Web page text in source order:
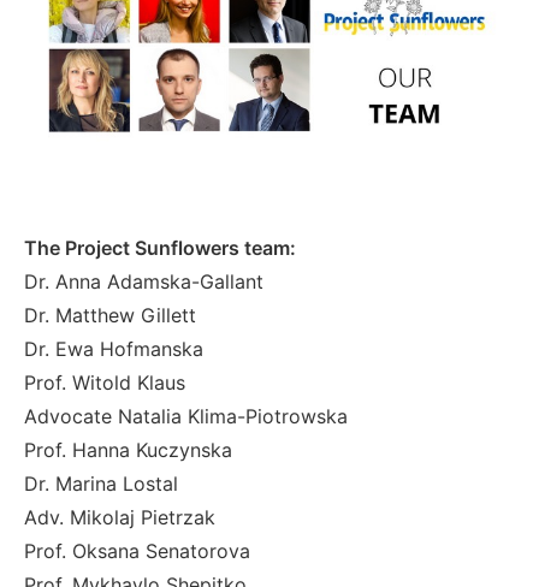
The Project Sunflowers team:
Dr. Anna Adamska-Gallant
Dr. Matthew Gillett
Dr. Ewa Hofmanska
Prof. Witold Klaus
Advocate Natalia Klima-Piotrowska
Prof. Hanna Kuczynska
Dr. Marina Lostal
Adv. Mikolaj Pietrzak
Prof. Oksana Senatorova